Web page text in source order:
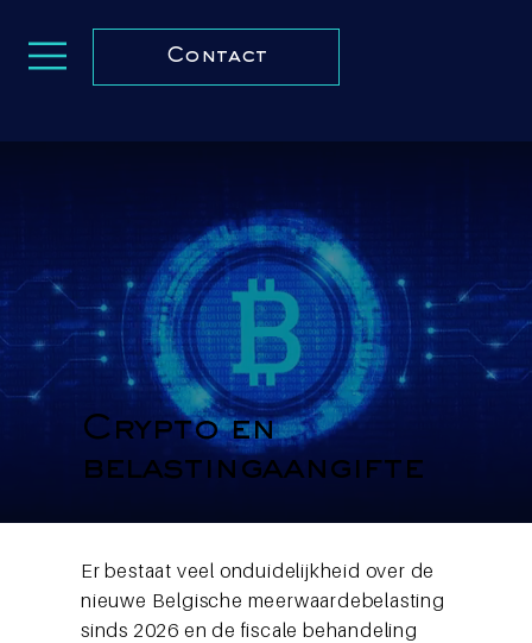
Contact
Crypto en
belastingaangifte
Er bestaat veel onduidelijkheid over de
nieuwe Belgische meerwaardebelasting
sinds 2026 en de fiscale behandeling